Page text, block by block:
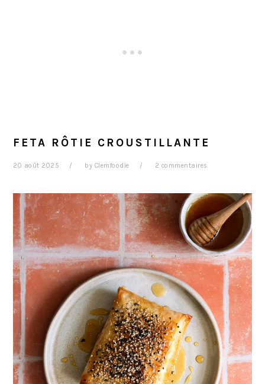
FETA RÔTIE CROUSTILLANTE
20 août 2025 by Clemfoodie 2 commentaires